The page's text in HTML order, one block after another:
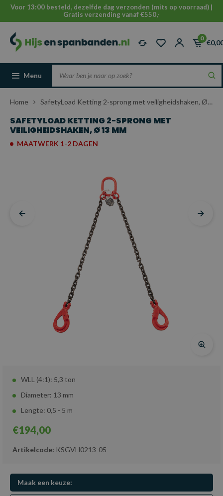
Voor 13:00 besteld, dezelfde dag verzonden (mits op voorraad) |
Gratis verzending vanaf €550,-
0
Menu
Home SafetyLoad Ketting 2-sprong met veiligheidshaken, Ø 13 mm
SAFETYLOAD KETTING 2-SPRONG MET
VEILIGHEIDSHAKEN, Ø 13 MM
MAATWERK 1-2 DAGEN
WLL (4:1): 5,3 ton
Diameter: 13 mm
Lengte: 0,5 - 5 m
€194,00
Artikelcode: KSGVH0213-05
Maak een keuze: